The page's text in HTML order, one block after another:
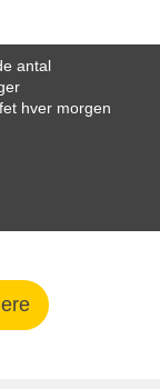
antal
hver morgen